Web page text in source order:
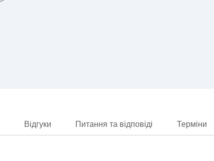
Відгуки Питання та відповіді Терміни